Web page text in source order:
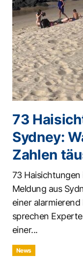
73
Sydney:
Zahlen
73 Haisichtungen
Meldung aus
einer
sprechen
einer...
News